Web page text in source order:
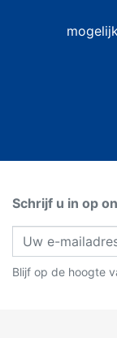
Schrijf u in op
Blijf op de hoogte